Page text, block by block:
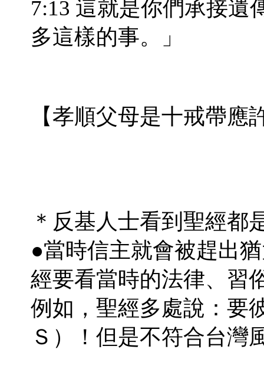
7:13 這就是你們承接
多這樣的事。」
【孝順父母是十戒帶應
＊反基人士看到聖經都
●當時信主就會被趕出
經要看當時的法律、習
例如，聖經多處說：
Ｓ）！但是不符合台灣